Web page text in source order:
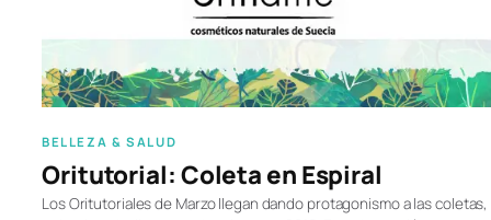
BELLEZA & SALUD
Oritutorial: Coleta en Espiral
Los Oritutoriales de Marzo llegan dando protagonismo a las coletas,